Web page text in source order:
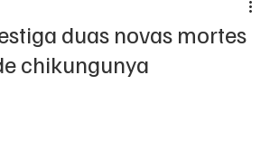
duas novas mortes
chikungunya